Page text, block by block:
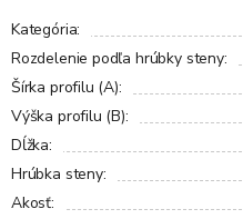
Kategória:
Rozdelenie podľa hrúbky steny:
Šírka profilu (A):
Výška profilu (B):
Dĺžka:
Hrúbka steny:
Akosť: